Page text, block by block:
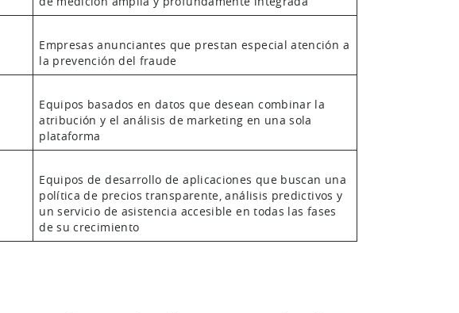
Empresas anunciantes que prestan especial atención a
la prevención del fraude
Equipos basados en datos que desean combinar la
atribución y el análisis de marketing en una sola
plataforma
Equipos de desarrollo de aplicaciones que buscan una
política de precios transparente, análisis predictivos y
un servicio de asistencia accesible en todas las fases
de su crecimiento